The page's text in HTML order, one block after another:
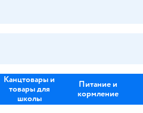
Канцтовары и
товары для
школы
Питание и
кормление